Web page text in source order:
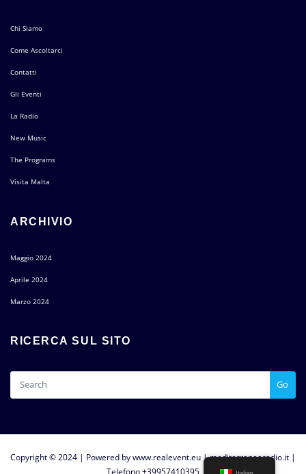
Chi Siamo
Come Ascoltarci
Contatti
Gli Eventi
La Radio
New Music
The Programs
Visita Malta
ARCHIVIO
Maggio 2024
Aprile 2024
Marzo 2024
RICERCA SUL SITO
Go
Copyright © 2024 | Powered bywww.realevent.eu |mediterranearadio.it |
Telefono +39957410395